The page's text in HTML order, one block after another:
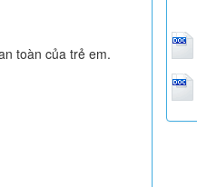
toàn của trẻ em.